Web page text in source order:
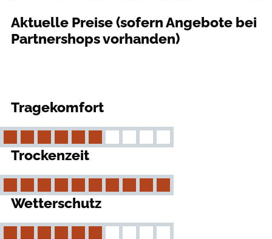
Aktuelle Preise (sofern Angebote bei
Partnershops vorhanden)
Tragekomfort
Trockenzeit
Wetterschutz